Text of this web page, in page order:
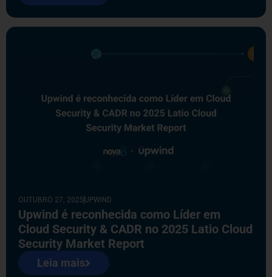
OUTUBRO 27, 2025 UPWIND
Upwind é reconhecida como Líder em
Cloud Security & CADR no 2025 Latio Cloud
Security Market Report
Leia mais